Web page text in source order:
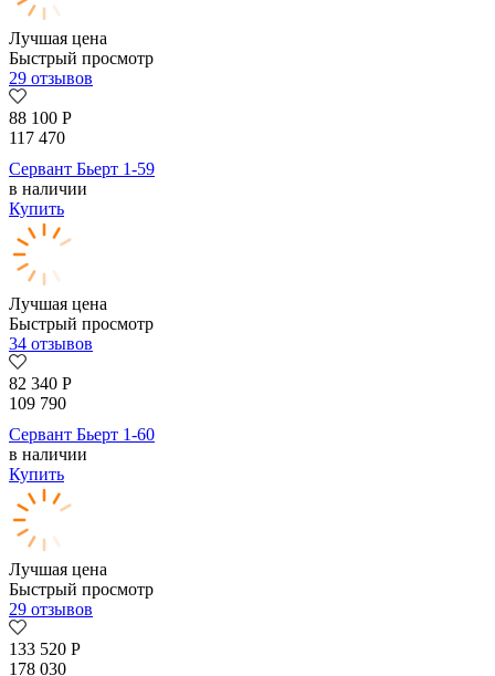
Лучшая цена
Быстрый просмотр
29 отзывов
88 100 Р
117 470
Сервант Бьерт 1-59
в наличии
Купить
Лучшая цена
Быстрый просмотр
34 отзывов
82 340 Р
109 790
Сервант Бьерт 1-60
в наличии
Купить
Лучшая цена
Быстрый просмотр
29 отзывов
133 520 Р
178 030